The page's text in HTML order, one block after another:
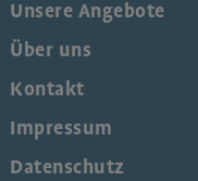
Unsere Angebote
Über uns
Kontakt
Impressum
Datenschutz